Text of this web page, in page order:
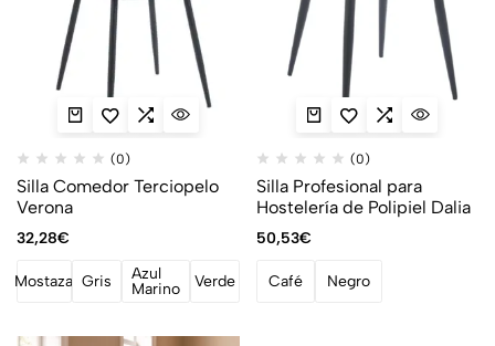
(0)
Silla Comedor Terciopelo
Verona
32,28€
Mostaza Gris
Azul
Marino
Verde
(0)
Silla Profesional para
Hostelería de Polipiel Dalia
50,53€
Café Negro